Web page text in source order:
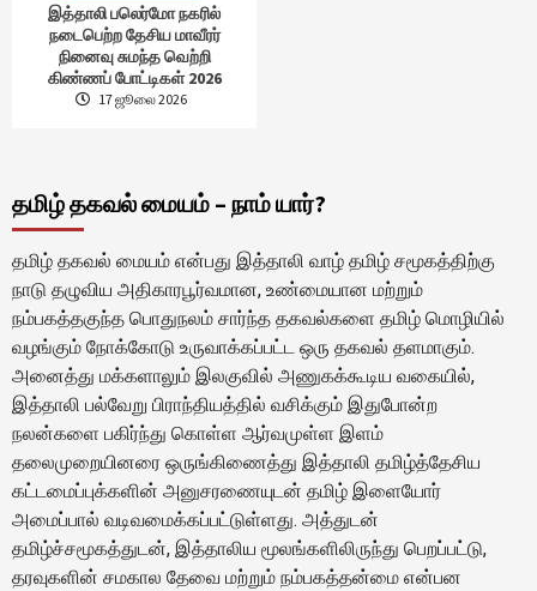
இத்தாலி பலெர்மோ நகரில்
நடைபெற்ற தேசிய மாவீரர்
நினைவு சுமந்த வெற்றி
கிண்ணப் போட்டிகள் 2026
17 ஜூலை 2026
தமிழ் தகவல் மையம் – நாம் யார்?
தமிழ் தகவல் மையம் என்பது இத்தாலி வாழ் தமிழ் சமூகத்திற்கு
நாடு தழுவிய அதிகாரபூர்வமான, உண்மையான மற்றும்
நம்பகத்தகுந்த பொதுநலம் சார்ந்த தகவல்களை தமிழ் மொழியில்
வழங்கும் நோக்கோடு உருவாக்கப்பட்ட ஒரு தகவல் தளமாகும்.
அனைத்து மக்களாலும் இலகுவில் அணுகக்கூடிய வகையில்,
இத்தாலி பல்வேறு பிராந்தியத்தில் வசிக்கும் இதுபோன்ற
நலன்களை பகிர்ந்து கொள்ள ஆர்வமுள்ள இளம்
தலைமுறையினரை ஒருங்கிணைத்து இத்தாலி தமிழ்த்தேசிய
கட்டமைப்புக்களின் அனுசரணையுடன் தமிழ் இளையோர்
அமைப்பால் வடிவமைக்கப்பட்டுள்ளது. அத்துடன்
தமிழ்ச்சமூகத்துடன், இத்தாலிய மூலங்களிலிருந்து பெறப்பட்டு,
தரவுகளின் சமகால தேவை மற்றும் நம்பகத்தன்மை என்பன